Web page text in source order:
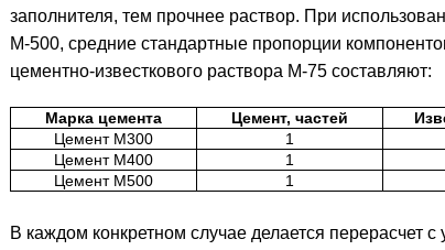
заполнителя, тем прочнее раствор. При
М-500, средние стандартные пропорции
цементно-известкового раствора М-75 составляют:
Марка цемента Цемент, частей
Цемент М300
1
Цемент М400
1
Цемент М500
1
В каждом конкретном случае делается перерасчет